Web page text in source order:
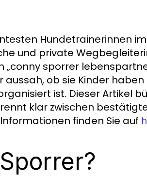
Hundetrainerinnen
und private
„conny sporrer
aussah, ob sie Kinder
ist. Dieser Artikel
klar zwischen
finden Sie auf